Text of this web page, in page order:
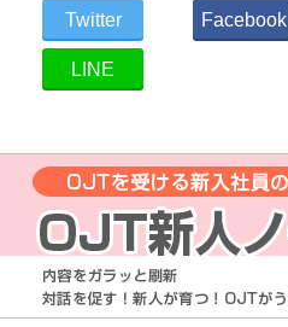
Twitter Facebook
LINE